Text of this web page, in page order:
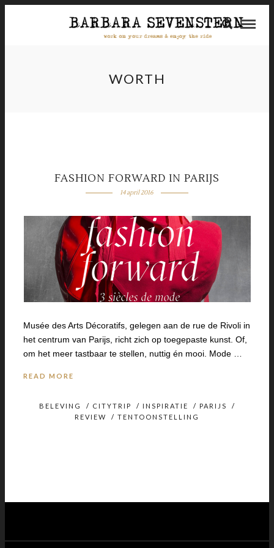
WORTH
FASHION FORWARD IN PARIJS
14 april 2016
Musée des Arts Décoratifs, gelegen aan de rue de Rivoli in
het centrum van Parijs, richt zich op toegepaste kunst. Of,
om het meer tastbaar te stellen, nuttig én mooi. Mode …
READ MORE
BELEVING / CITYTRIP / INSPIRATIE / PARIJS
/
REVIEW
/ TENTOONSTELLING